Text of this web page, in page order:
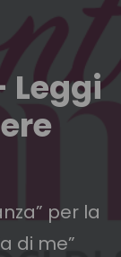
Leggi
per la
di me”